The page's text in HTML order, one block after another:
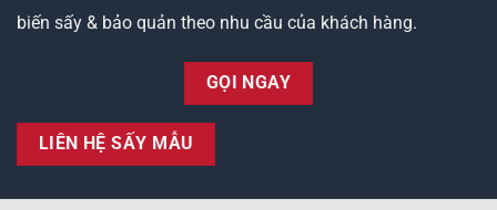
biến sấy & bảo quản theo nhu cầu của khách hàng.
GỌI NGAY
LIÊN HỆ SẤY MẪU